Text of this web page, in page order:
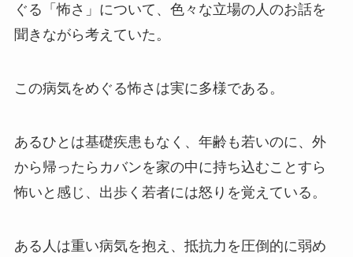
ぐる「怖さ」について、色々な立場の人のお話を
聞きながら考えていた。
この病気をめぐる怖さは実に多様である。
あるひとは基礎疾患もなく、年齢も若いのに、外
から帰ったらカバンを家の中に持ち込むことすら
怖いと感じ、出歩く若者には怒りを覚えている。
ある人は重い病気を抱え、抵抗力を圧倒的に弱め